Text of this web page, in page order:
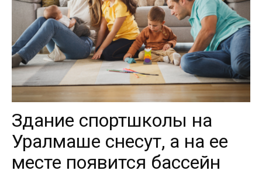
Здание спортшколы на
Уралмаше снесут, а на ее
месте появится бассейн